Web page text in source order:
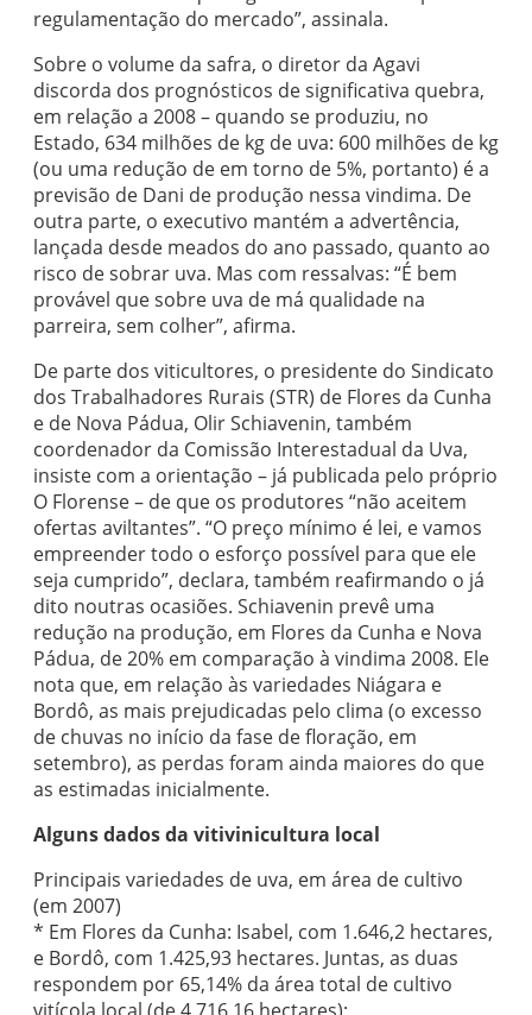
regulamentação do mercado”, assinala.
Sobre o volume da safra, o diretor da Agavi
discorda dos prognósticos de significativa quebra,
em relação a 2008 – quando se produziu, no
Estado, 634 milhões de kg de uva: 600 milhões de kg
(ou uma redução de em torno de 5%, portanto) é a
previsão de Dani de produção nessa vindima. De
outra parte, o executivo mantém a advertência,
lançada desde meados do ano passado, quanto ao
risco de sobrar uva. Mas com ressalvas: “É bem
provável que sobre uva de má qualidade na
parreira, sem colher”, afirma.
De parte dos viticultores, o presidente do Sindicato
dos Trabalhadores Rurais (STR) de Flores da Cunha
e de Nova Pádua, Olir Schiavenin, também
coordenador da Comissão Interestadual da Uva,
insiste com a orientação – já publicada pelo próprio
O Florense – de que os produtores “não aceitem
ofertas aviltantes”. “O preço mínimo é lei, e vamos
empreender todo o esforço possível para que ele
seja cumprido”, declara, também reafirmando o já
dito noutras ocasiões. Schiavenin prevê uma
redução na produção, em Flores da Cunha e Nova
Pádua, de 20% em comparação à vindima 2008. Ele
nota que, em relação às variedades Niágara e
Bordô, as mais prejudicadas pelo clima (o excesso
de chuvas no início da fase de floração, em
setembro), as perdas foram ainda maiores do que
as estimadas inicialmente.
Alguns dados da vitivinicultura local
Principais variedades de uva, em área de cultivo
(em 2007)
* Em Flores da Cunha: Isabel, com 1.646,2 hectares,
e Bordô, com 1.425,93 hectares. Juntas, as duas
respondem por 65,14% da área total de cultivo